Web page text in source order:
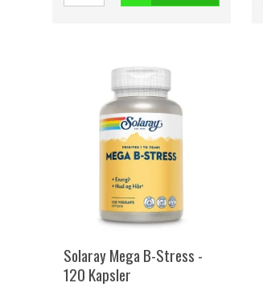
Solaray Mega B-Stress -
120 Kapsler